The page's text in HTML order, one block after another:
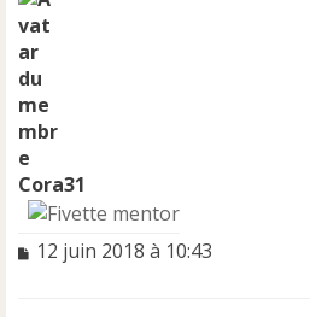
Cora31
M12 juin 2018 à 10:43